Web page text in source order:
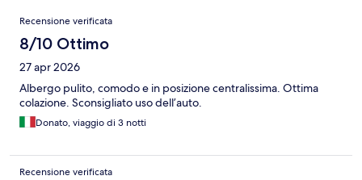
Recensioni
Recensione verificata
8/10 Ottimo
27 apr 2026
Albergo pulito, comodo e in posizione centralissima. Ottima
colazione. Sconsigliato uso dell’auto.
Donato, viaggio di 3 notti
Recensione verificata